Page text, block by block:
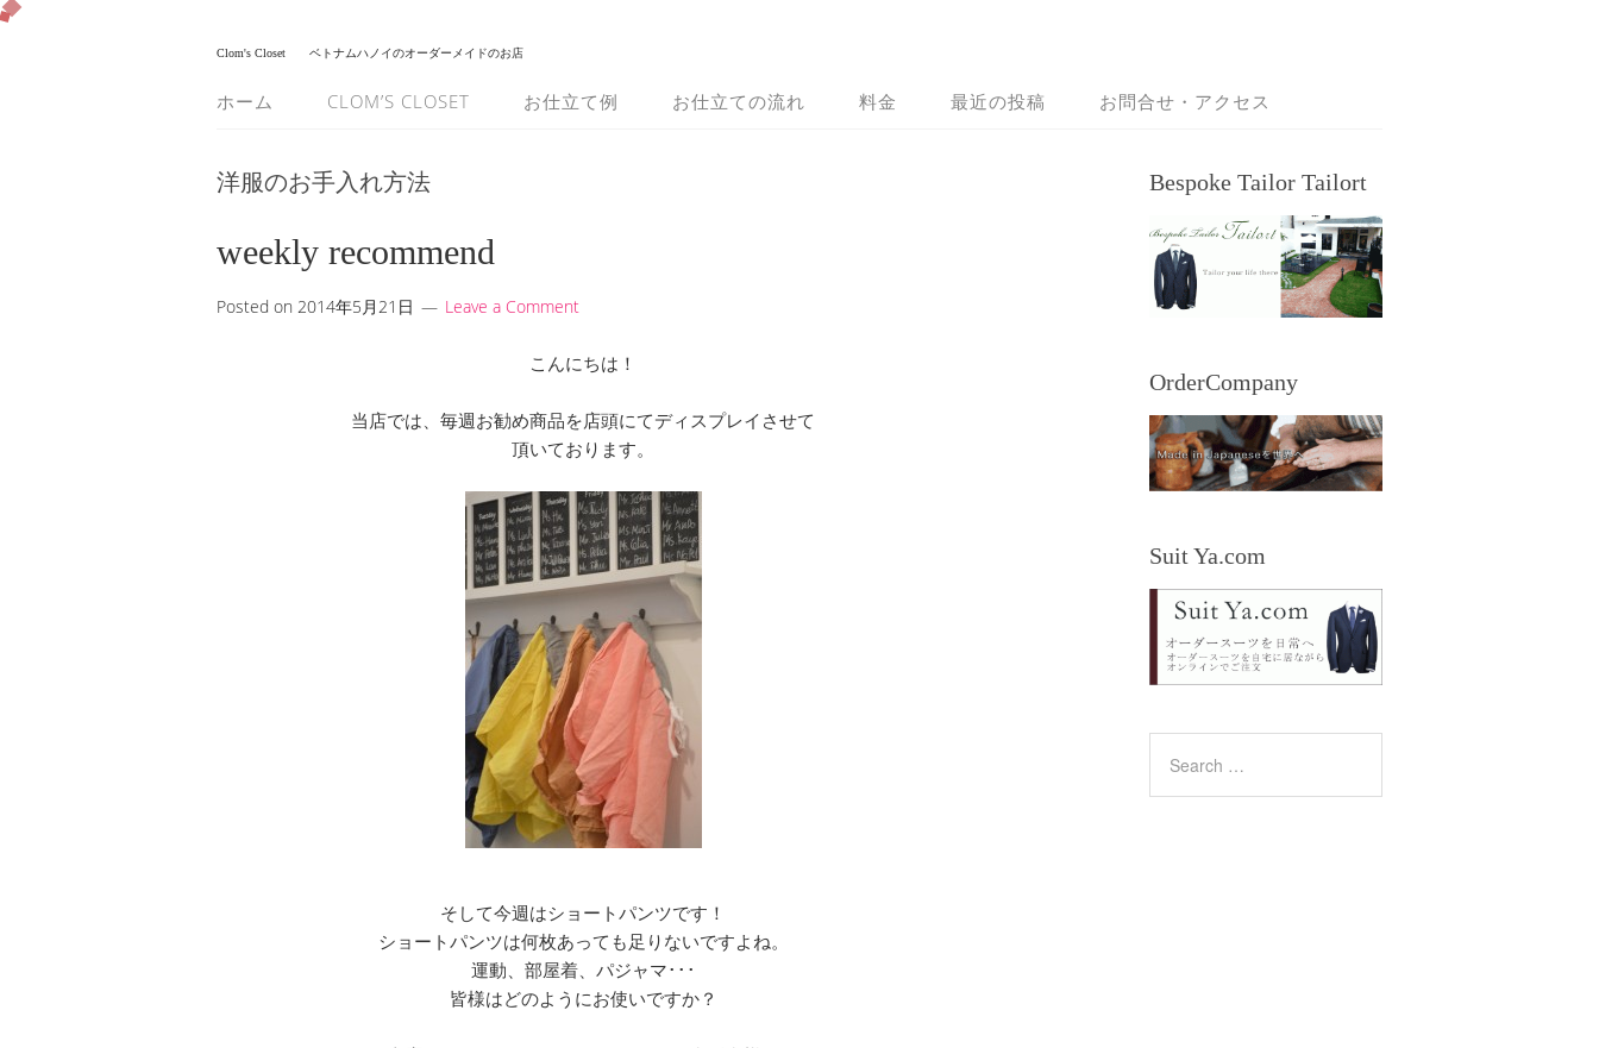
Clom's Closet ベトナムハノイのオーダーメイドのお店
ホーム CLOM’S CLOSET お仕立て例 お仕立ての流れ 料金 最近の投稿 お問合せ・アクセス
洋服のお手入れ方法
weekly recommend
Posted on 2014年5月21日 Leave a Comment
こんにちは！
当店では、毎週お勧め商品を店頭にてディスプレイさせて
頂いております。
そして今週はショートパンツです！
ショートパンツは何枚あっても足りないですよね。
運動、部屋着、パジャマ･･･
皆様はどのようにお使いですか？
Bespoke Tailor Tailort
OrderCompany
Suit Ya.com